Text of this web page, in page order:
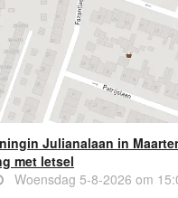
Julianalaan in
met letsel
Woensdag 5-8-2026 om